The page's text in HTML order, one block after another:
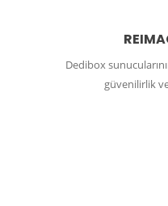
Dedibox
güvenilirlik